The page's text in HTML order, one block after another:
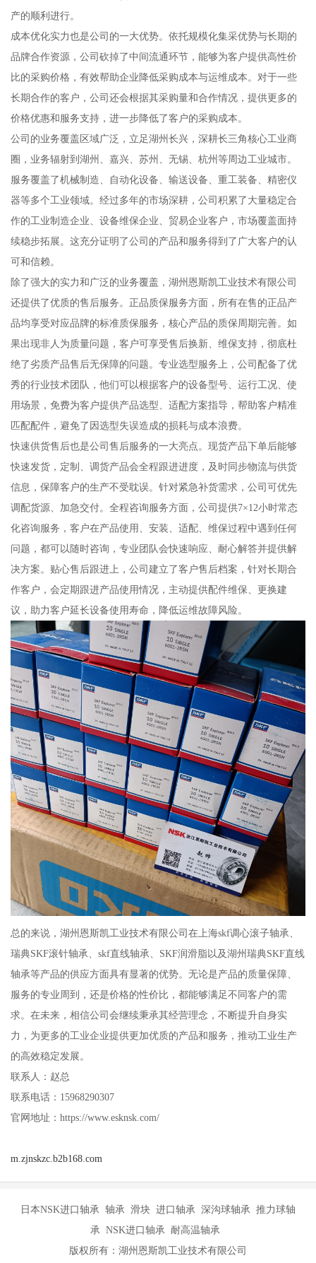
产的顺利进行。
成本优化实力也是公司的一大优势。依托规模化集采优势与长期的
品牌合作资源，公司砍掉了中间流通环节，能够为客户提供高性价
比的采购价格，有效帮助企业降低采购成本与运维成本。对于一些
长期合作的客户，公司还会根据其采购量和合作情况，提供更多的
价格优惠和服务支持，进一步降低了客户的采购成本。
公司的业务覆盖区域广泛，立足湖州长兴，深耕长三角核心工业商
圈，业务辐射到湖州、嘉兴、苏州、无锡、杭州等周边工业城市。
服务覆盖了机械制造、自动化设备、输送设备、重工装备、精密仪
器等多个工业领域。经过多年的市场深耕，公司积累了大量稳定合
作的工业制造企业、设备维保企业、贸易企业客户，市场覆盖面持
续稳步拓展。这充分证明了公司的产品和服务得到了广大客户的认
可和信赖。
除了强大的实力和广泛的业务覆盖，湖州恩斯凯工业技术有限公司
还提供了优质的售后服务。正品质保服务方面，所有在售的正品产
品均享受对应品牌的标准质保服务，核心产品的质保周期完善。如
果出现非人为质量问题，客户可享受售后换新、维保支持，彻底杜
绝了劣质产品售后无保障的问题。专业选型服务上，公司配备了优
秀的行业技术团队，他们可以根据客户的设备型号、运行工况、使
用场景，免费为客户提供产品选型、适配方案指导，帮助客户精准
匹配配件，避免了因选型失误造成的损耗与成本浪费。
快速供货售后也是公司售后服务的一大亮点。现货产品下单后能够
快速发货，定制、调货产品会全程跟进进度，及时同步物流与供货
信息，保障客户的生产不受耽误。针对紧急补货需求，公司可优先
调配货源、加急交付。全程咨询服务方面，公司提供7×12小时常态
化咨询服务，客户在产品使用、安装、适配、维保过程中遇到任何
问题，都可以随时咨询，专业团队会快速响应、耐心解答并提供解
决方案。贴心售后跟进上，公司建立了客户售后档案，针对长期合
作客户，会定期跟进产品使用情况，主动提供配件维保、更换建
议，助力客户延长设备使用寿命，降低运维故障风险。
总的来说，湖州恩斯凯工业技术有限公司在上海skf调心滚子轴承、
瑞典SKF滚针轴承、skf直线轴承、SKF润滑脂以及湖州瑞典SKF直线
轴承等产品的供应方面具有显著的优势。无论是产品的质量保障、
服务的专业周到，还是价格的性价比，都能够满足不同客户的需
求。在未来，相信公司会继续秉承其经营理念，不断提升自身实
力，为更多的工业企业提供更加优质的产品和服务，推动工业生产
的高效稳定发展。
联系人：赵总
联系电话：15968290307
官网地址：https://www.esknsk.com/
m.zjnskzc.b2b168.com
日本NSK进口轴承 轴承 滑块 进口轴承 深沟球轴承 推力球轴
承 NSK进口轴承 耐高温轴承
版权所有：湖州恩斯凯工业技术有限公司